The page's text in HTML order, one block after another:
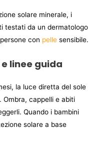
solare minerale, i
testati da un dermatologo
con pelle sensibile.
linee guida
la luce diretta del sole
cappelli e abiti
Quando i bambini
solare a base